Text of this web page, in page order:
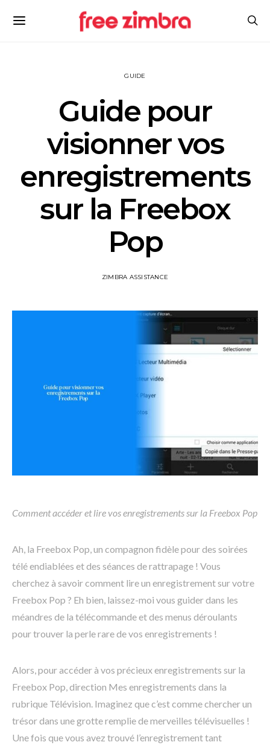
GUIDE
Guide pour
visionner vos
enregistrements
sur la Freebox
Pop
ZIMBRA ASSISTANCE
Comment accéder et lire vos enregistrements sur la Freebox Pop
Ah, la Freebox Pop, un compagnon fidèle pour des soirées
télé endiablées et des séances de rattrapage ! Vous
cherchez à savoir comment lire un enregistrement sur votre
Freebox Pop ? Eh bien, laissez-moi vous guider dans les
méandres de la télécommande et des menus déroulants
pour trouver la perle rare de vos enregistrements !
Alors, pour accéder à vos précieux enregistrements sur la
Freebox Pop, direction Mes enregistrements dans la
rubrique Télévision. Imaginez que c’est comme chercher un
trésor dans une grotte remplie de merveilles télévisuelles !
Une fois que vous avez trouvé l’enregistrement tant